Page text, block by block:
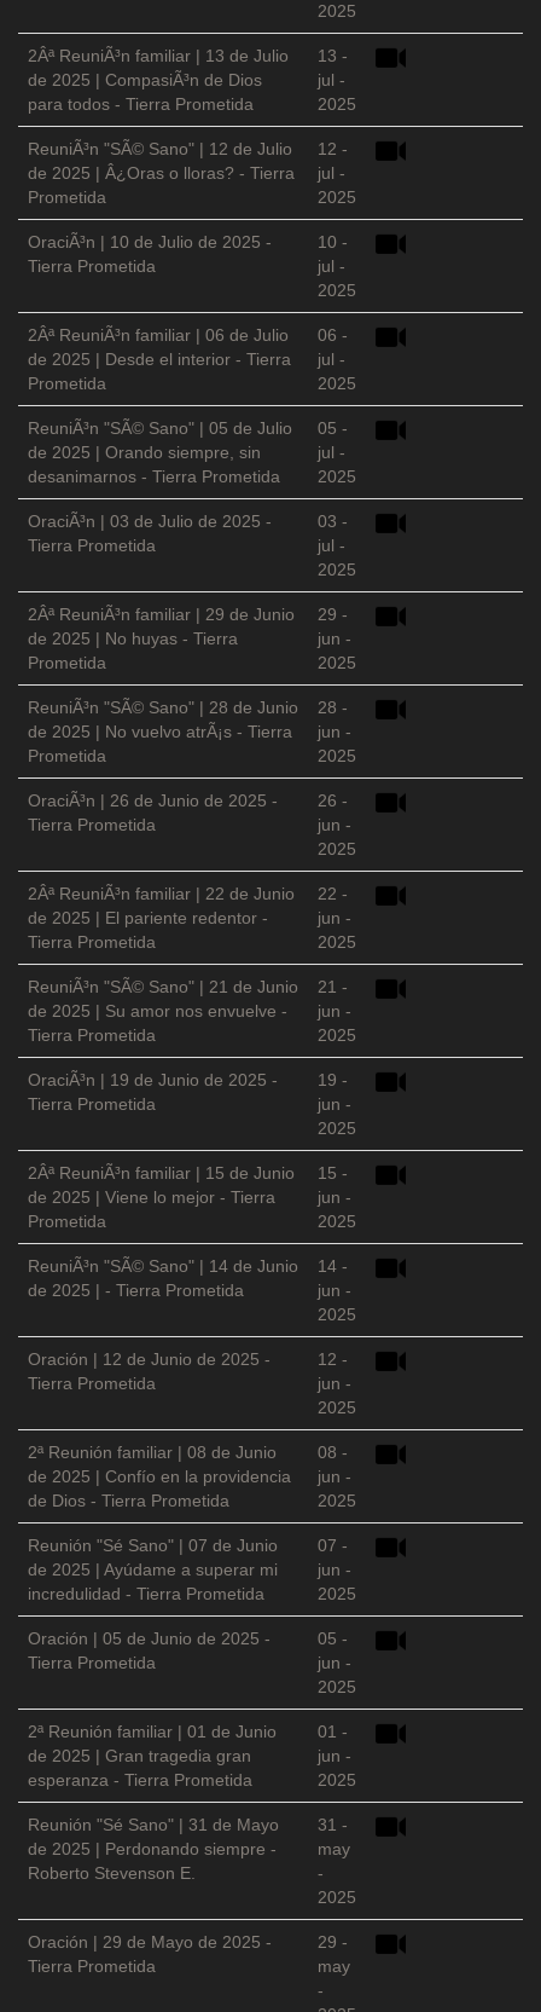
2025
2Âª ReuniÃ³n familiar | 13 de Julio
de 2025 | CompasiÃ³n de Dios
para todos - Tierra Prometida
13 -
jul -
2025
ReuniÃ³n "SÃ© Sano" | 12 de Julio
de 2025 | Â¿Oras o lloras? - Tierra
Prometida
12 -
jul -
2025
OraciÃ³n | 10 de Julio de 2025 -
Tierra Prometida
10 -
jul -
2025
2Âª ReuniÃ³n familiar | 06 de Julio
de 2025 | Desde el interior - Tierra
Prometida
06 -
jul -
2025
ReuniÃ³n "SÃ© Sano" | 05 de Julio
de 2025 | Orando siempre, sin
desanimarnos - Tierra Prometida
05 -
jul -
2025
OraciÃ³n | 03 de Julio de 2025 -
Tierra Prometida
03 -
jul -
2025
2Âª ReuniÃ³n familiar | 29 de Junio
de 2025 | No huyas - Tierra
Prometida
29 -
jun -
2025
ReuniÃ³n "SÃ© Sano" | 28 de Junio
de 2025 | No vuelvo atrÃ¡s - Tierra
Prometida
28 -
jun -
2025
OraciÃ³n | 26 de Junio de 2025 -
Tierra Prometida
26 -
jun -
2025
2Âª ReuniÃ³n familiar | 22 de Junio
de 2025 | El pariente redentor -
Tierra Prometida
22 -
jun -
2025
ReuniÃ³n "SÃ© Sano" | 21 de Junio
de 2025 | Su amor nos envuelve -
Tierra Prometida
21 -
jun -
2025
OraciÃ³n | 19 de Junio de 2025 -
Tierra Prometida
19 -
jun -
2025
2Âª ReuniÃ³n familiar | 15 de Junio
de 2025 | Viene lo mejor - Tierra
Prometida
15 -
jun -
2025
ReuniÃ³n "SÃ© Sano" | 14 de Junio
de 2025 | - Tierra Prometida
14 -
jun -
2025
Oración | 12 de Junio de 2025 -
Tierra Prometida
12 -
jun -
2025
2ª Reunión familiar | 08 de Junio
de 2025 | Confío en la providencia
de Dios - Tierra Prometida
08 -
jun -
2025
Reunión "Sé Sano" | 07 de Junio
de 2025 | Ayúdame a superar mi
incredulidad - Tierra Prometida
07 -
jun -
2025
Oración | 05 de Junio de 2025 -
Tierra Prometida
05 -
jun -
2025
2ª Reunión familiar | 01 de Junio
de 2025 | Gran tragedia gran
esperanza - Tierra Prometida
01 -
jun -
2025
Reunión "Sé Sano" | 31 de Mayo
de 2025 | Perdonando siempre -
Roberto Stevenson E.
31 -
may
-
2025
Oración | 29 de Mayo de 2025 -
Tierra Prometida
29 -
may
-